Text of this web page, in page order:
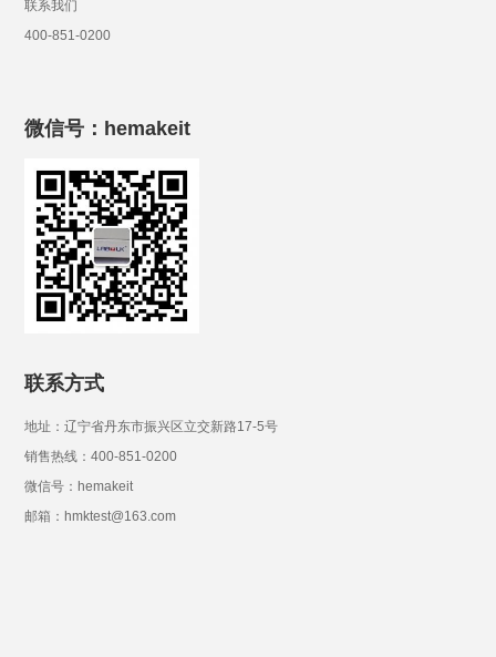
联系我们
400-851-0200
微信号：hemakeit
联系方式
地址：辽宁省丹东市振兴区立交新路17-5号
销售热线：400-851-0200
微信号：hemakeit
邮箱：hmktest@163.com